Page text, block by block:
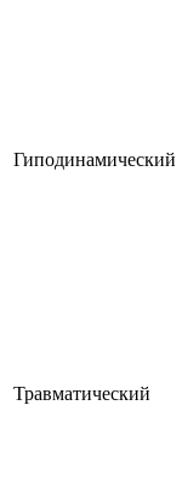
Гиподинамический
Травматический